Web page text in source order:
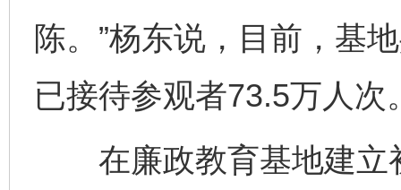
陈。”杨东说，目前，基
已接待参观者73.5万人次
在廉政教育基地建立